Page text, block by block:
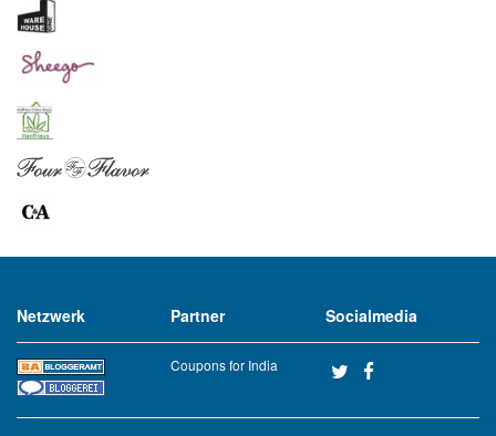
Netzwerk Partner
Coupons for India
Socialmedia